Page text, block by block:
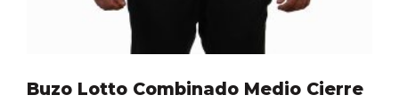
Buzo Lotto Combinado Medio Cierre